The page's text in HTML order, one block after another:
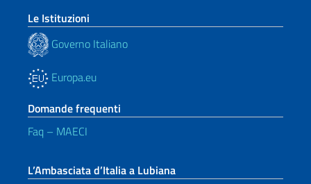
Le Istituzioni
Governo Italiano
Europa.eu
Domande frequenti
Faq – MAECI
L’Ambasciata d’Italia a Lubiana